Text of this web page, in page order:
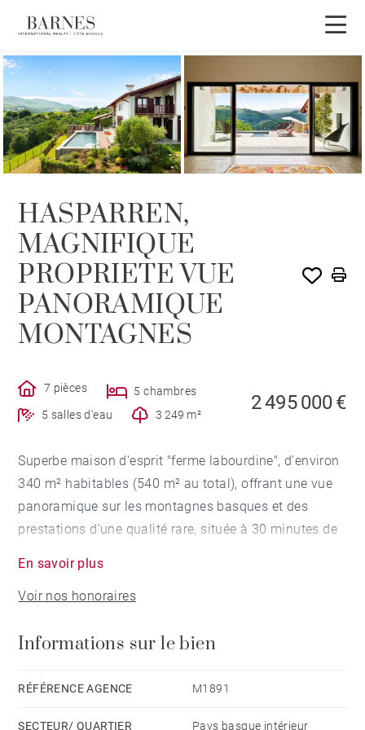
Visite vidéo
HASPARREN,
MAGNIFIQUE
PROPRIETE VUE
PANORAMIQUE
MONTAGNES
7 pièces
5 chambres
5 salles d'eau
3 249 m²
2 495 000 €
Superbe maison d'esprit "ferme labourdine", d'environ
340 m² habitables (540 m² au total), offrant une vue
panoramique sur les montagnes basques et des
prestations d'une qualité rare, située à 30 minutes de
golfs de la côte basque.
pièce de vie ouverte sur l'espace piscine et la vue, 5
terrasse privative et 2 chambres avec kitchenettes et
En savoir plus
Voir nos honoraires
Informations sur le bien
RÉFÉRENCE AGENCE M1891
SECTEUR/ QUARTIER Pays basque intérieur